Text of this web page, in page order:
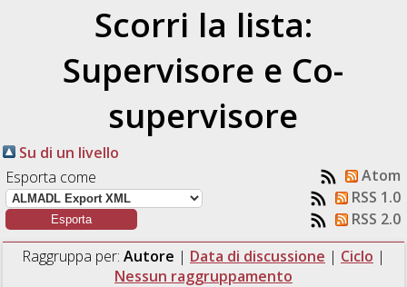
Scorri la lista:
Supervisore e Co-
supervisore
Su di un livello
Esporta come
Atom
RSS 1.0
RSS 2.0
Raggruppa per: Autore | Data di discussione | Ciclo |
Nessun raggruppamento